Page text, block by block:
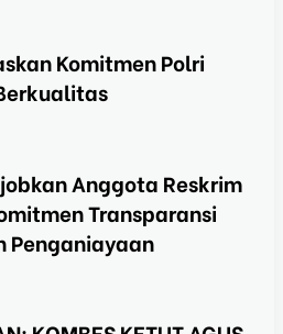
Komitmen Polri
Anggota Reskrim
Transparansi
Penganiayaan